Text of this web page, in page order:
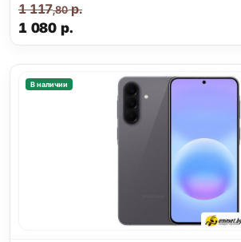
1 080 р.
1 117,80р.
В наличии